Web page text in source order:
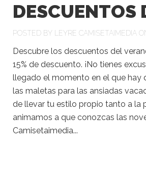
DESCUENTOS
POSTED BY LEYRE CAMISETAIMEDIA
Descubre los descuentos del
15% de descuento. ¡No tienes
llegado el momento en el que hay
las maletas para las ansiadas
de llevar tu estilo propio tanto a la
animamos a que conozcas las
Camisetaimedia...